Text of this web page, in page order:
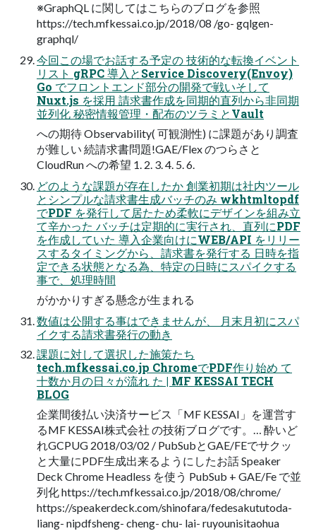
※GraphQL に関してはこちらのブログを参照
https://tech.mfkessai.co.jp/2018/08 /go- gqlgen-
graphql/
今回この場でお話する予定の 技術的な転換イベント
リスト gRPC 導入とService Discovery(Envoy)
Go でフロントエンド部分の開発で戦いそして
Nuxt.js を採用 請求書作成を同期的直列から非同期
並列化 秘密情報管理・配布のツラミとVault
への期待 Observability( 可観測性) に課題があり調査
が難しい 続請求書問題!GAE/Flex のつらさと
CloudRun への希望 1. 2. 3. 4. 5. 6.
どのような課題が存在したか 創業初期は社内ツール
とシンプルな請求書生成バッチのみ wkhtmltopdf
でPDF を発行して居たため柔軟にデザインを組み立
て辛かった バッチは定期的に実行され、直列にPDF
を作成していた 導入企業向けにWEB/API をリリー
スするタイミングから、請求書を発行する 日時を指
定できる状態となる為、特定の日時にスパイクする
事で、処理時間
がかかりすぎる懸念が生まれる
数値は公開する事はできませんが、 月末月初にスパ
イクする請求書発行の動き
課題に対して選択した施策たち
tech.mfkessai.co.jp ChromeでPDF作り始め て
十数か月の日々が流れ た | MF KESSAI TECH
BLOG
企業間後払い決済サービス「MF KESSAI」を運営す
るMF KESSAI株式会社 の技術ブログです。… 酔いど
れGCPUG 2018/03/02 / PubSubとGAE/FEでサクッ
と大量にPDF生成出来るようにしたお話 Speaker
Deck Chrome Headless を使う PubSub + GAE/Fe で並
列化 https://tech.mfkessai.co.jp/2018/08/chrome/
https://speakerdeck.com/shinofara/fedesakututoda-
liang- nipdfsheng- cheng- chu- lai- ruyounisitaohua